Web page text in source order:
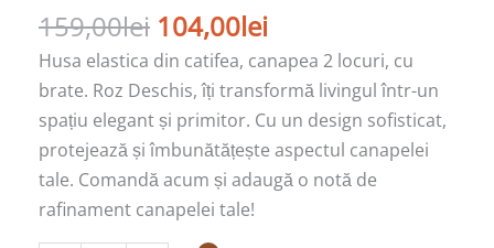
159,00lei 104,00lei
Husa elastica din catifea, canapea 2 locuri, cu
brate. Roz Deschis, îți transformă livingul într-un
spațiu elegant și primitor. Cu un design sofisticat,
protejează și îmbunătățește aspectul canapelei
tale. Comandă acum și adaugă o notă de
rafinament canapelei tale!
Deschis